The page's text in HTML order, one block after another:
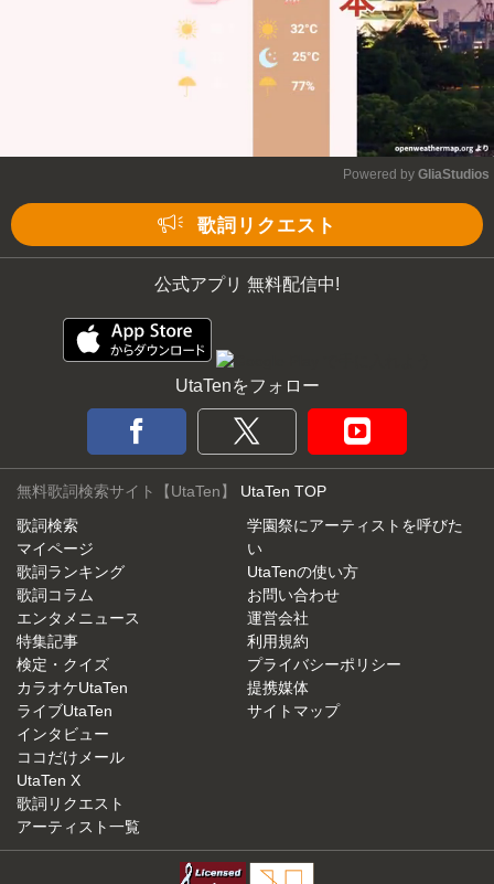
Powered by GliaStudios
歌詞リクエスト
公式アプリ 無料配信中!
UtaTenをフォロー
無料歌詞検索サイト【UtaTen】 UtaTen TOP
歌詞検索
マイページ
歌詞ランキング
歌詞コラム
エンタメニュース
特集記事
検定・クイズ
カラオケUtaTen
ライブUtaTen
インタビュー
ココだけメール
UtaTen X
歌詞リクエスト
アーティスト一覧
学園祭にアーティストを呼びた
い
UtaTenの使い方
お問い合わせ
運営会社
利用規約
プライバシーポリシー
提携媒体
サイトマップ